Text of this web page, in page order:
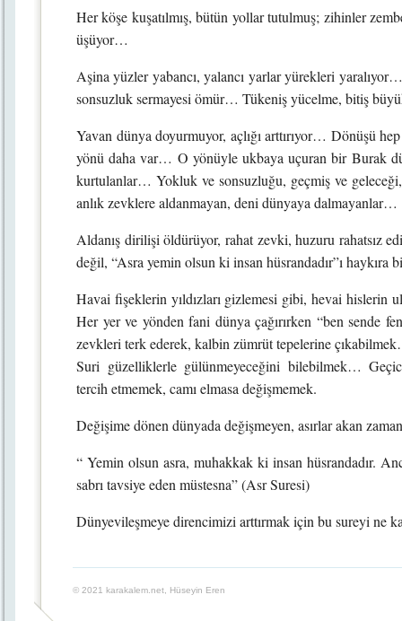
Her köşe kuşatılmış, bütün yollar tutulmuş; zihinler
üşüyor…
Aşina yüzler yabancı, yalancı yarlar yürekleri
sonsuzluk sermayesi ömür… Tükeniş yücelme, bitiş
Yavan dünya doyurmuyor, açlığı arttırıyor… Dönüşü
yönü daha var… O yönüyle ukbaya uçuran bir Burak
kurtulanlar… Yokluk ve sonsuzluğu, geçmiş ve
anlık zevklere aldanmayan, deni dünyaya dalmayanlar…
Aldanış dirilişi öldürüyor, rahat zevki, huzuru rahatsız
değil, “Asra yemin olsun ki insan hüsrandadır”ı haykıra
Havai fişeklerin yıldızları gizlemesi gibi, hevai
Her yer ve yönden fani dünya çağırırken “ben sende
zevkleri terk ederek, kalbin zümrüt tepelerine
Suri güzelliklerle gülünmeyeceğini bilebilmek…
tercih etmemek, camı elmasa değişmemek.
Değişime dönen dünyada değişmeyen, asırlar akan
“ Yemin olsun asra, muhakkak ki insan hüsrandadır.
sabrı tavsiye eden müstesna” (Asr Suresi)
Dünyevileşmeye direncimizi arttırmak için bu sureyi ne
© 2021 karakalem.net, Hüseyin Eren